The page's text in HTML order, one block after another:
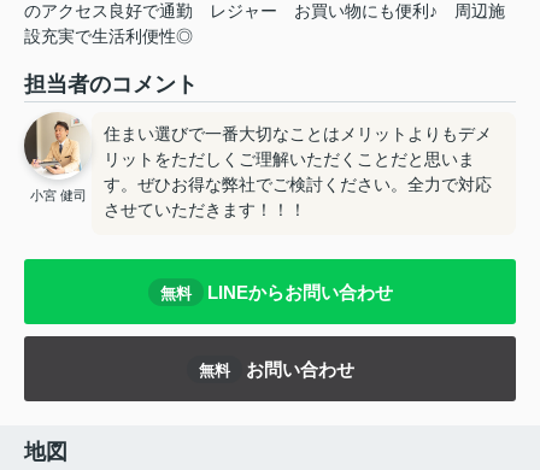
のアクセス良好で通勤
レジャー お買い物にも便利♪
周辺施
設充実で生活利便性◎
担当者のコメント
小宮 健司
住まい選びで一番大切なことはメリットよりもデメ
リットをただしくご理解いただくことだと思いま
す。ぜひお得な弊社でご検討ください。全力で対応
させていただきます！！！
無料 LINEからお問い合わせ
無料 お問い合わせ
地図